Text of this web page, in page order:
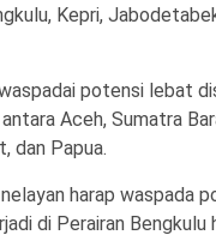
Kepri,
potensi lebat
Aceh, Sumatra
dan Papua.
harap waspada
di Perairan